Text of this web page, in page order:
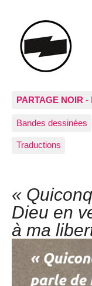
PARTAGE NOIR -
Bandes dessinées
Traductions
«
Dieu en
à ma